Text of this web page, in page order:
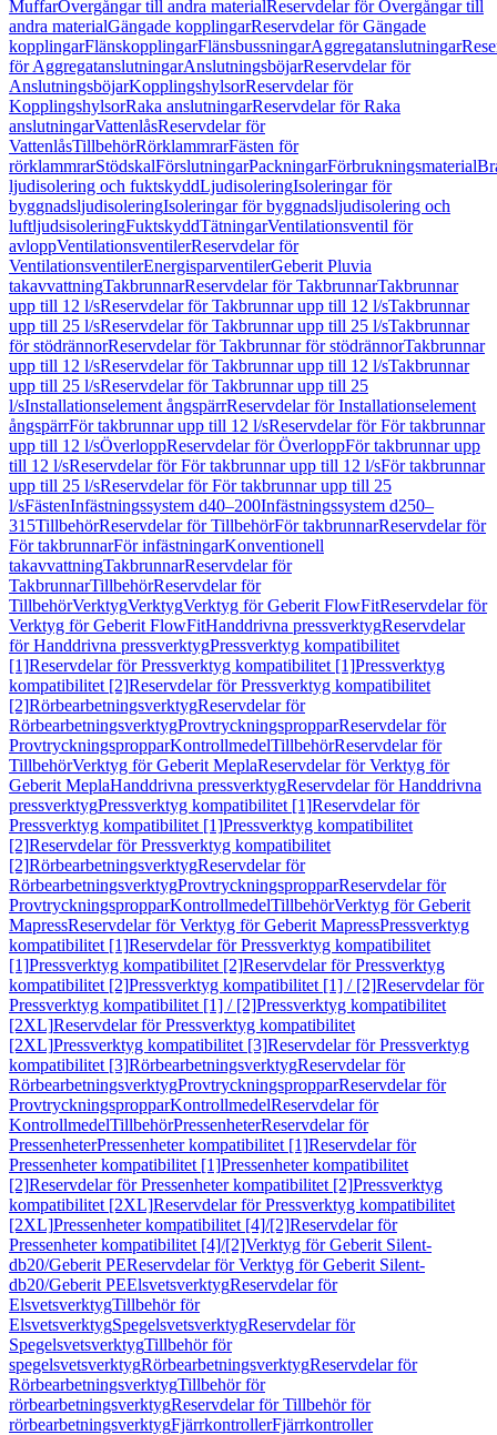
MuffarÖvergångar till andra materialReservdelar för Övergångar till
andra materialGängade kopplingarReservdelar för Gängade
kopplingarFlänskopplingarFlänsbussningarAggregatanslutningar
för AggregatanslutningarAnslutningsböjarReservdelar för
AnslutningsböjarKopplingshylsorReservdelar för
KopplingshylsorRaka anslutningarReservdelar för Raka
anslutningarVattenlåsReservdelar för
VattenlåsTillbehörRörklammrarFästen för
rörklammrarStödskalFörslutningarPackningarFörbrukningsmaterial
ljudisolering och fuktskyddLjudisoleringIsoleringar för
byggnadsljudisoleringIsoleringar för byggnadsljudisolering och
luftljudsisoleringFuktskyddTätningarVentilationsventil för
avloppVentilationsventilerReservdelar för
VentilationsventilerEnergisparventilerGeberit Pluvia
takavvattningTakbrunnarReservdelar för TakbrunnarTakbrunnar
upp till 12 l/sReservdelar för Takbrunnar upp till 12 l/sTakbrunnar
upp till 25 l/sReservdelar för Takbrunnar upp till 25 l/sTakbrunnar
för stödrännorReservdelar för Takbrunnar för stödrännorTakbrunnar
upp till 12 l/sReservdelar för Takbrunnar upp till 12 l/sTakbrunnar
upp till 25 l/sReservdelar för Takbrunnar upp till 25
l/sInstallationselement ångspärrReservdelar för Installationselement
ångspärrFör takbrunnar upp till 12 l/sReservdelar för För takbrunnar
upp till 12 l/sÖverloppReservdelar för ÖverloppFör takbrunnar upp
till 12 l/sReservdelar för För takbrunnar upp till 12 l/sFör takbrunnar
upp till 25 l/sReservdelar för För takbrunnar upp till 25
l/sFästenInfästningssystem d40–200Infästningssystem d250–
315TillbehörReservdelar för TillbehörFör takbrunnarReservdelar för
För takbrunnarFör infästningarKonventionell
takavvattningTakbrunnarReservdelar för
TakbrunnarTillbehörReservdelar för
TillbehörVerktygVerktygVerktyg för Geberit FlowFitReservdelar för
Verktyg för Geberit FlowFitHanddrivna pressverktygReservdelar
för Handdrivna pressverktygPressverktyg kompatibilitet
[1]Reservdelar för Pressverktyg kompatibilitet [1]Pressverktyg
kompatibilitet [2]Reservdelar för Pressverktyg kompatibilitet
[2]RörbearbetningsverktygReservdelar för
RörbearbetningsverktygProvtryckningspropparReservdelar för
ProvtryckningspropparKontrollmedelTillbehörReservdelar för
TillbehörVerktyg för Geberit MeplaReservdelar för Verktyg för
Geberit MeplaHanddrivna pressverktygReservdelar för Handdrivna
pressverktygPressverktyg kompatibilitet [1]Reservdelar för
Pressverktyg kompatibilitet [1]Pressverktyg kompatibilitet
[2]Reservdelar för Pressverktyg kompatibilitet
[2]RörbearbetningsverktygReservdelar för
RörbearbetningsverktygProvtryckningspropparReservdelar för
ProvtryckningspropparKontrollmedelTillbehörVerktyg för Geberit
MapressReservdelar för Verktyg för Geberit MapressPressverktyg
kompatibilitet [1]Reservdelar för Pressverktyg kompatibilitet
[1]Pressverktyg kompatibilitet [2]Reservdelar för Pressverktyg
kompatibilitet [2]Pressverktyg kompatibilitet [1] / [2]Reservdelar för
Pressverktyg kompatibilitet [1] / [2]Pressverktyg kompatibilitet
[2XL]Reservdelar för Pressverktyg kompatibilitet
[2XL]Pressverktyg kompatibilitet [3]Reservdelar för Pressverktyg
kompatibilitet [3]RörbearbetningsverktygReservdelar för
RörbearbetningsverktygProvtryckningspropparReservdelar för
ProvtryckningspropparKontrollmedelReservdelar för
KontrollmedelTillbehörPressenheterReservdelar för
PressenheterPressenheter kompatibilitet [1]Reservdelar för
Pressenheter kompatibilitet [1]Pressenheter kompatibilitet
[2]Reservdelar för Pressenheter kompatibilitet [2]Pressverktyg
kompatibilitet [2XL]Reservdelar för Pressverktyg kompatibilitet
[2XL]Pressenheter kompatibilitet [4]/[2]Reservdelar för
Pressenheter kompatibilitet [4]/[2]Verktyg för Geberit Silent-
db20/Geberit PEReservdelar för Verktyg för Geberit Silent-
db20/Geberit PEElsvetsverktygReservdelar för
ElsvetsverktygTillbehör för
ElsvetsverktygSpegelsvetsverktygReservdelar för
SpegelsvetsverktygTillbehör för
spegelsvetsverktygRörbearbetningsverktygReservdelar för
RörbearbetningsverktygTillbehör för
rörbearbetningsverktygReservdelar för Tillbehör för
rörbearbetningsverktygFjärrkontrollerFjärrkontroller